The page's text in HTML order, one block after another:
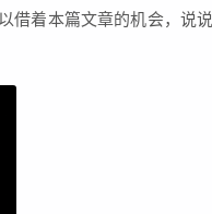
借着本篇文章的机会，说说